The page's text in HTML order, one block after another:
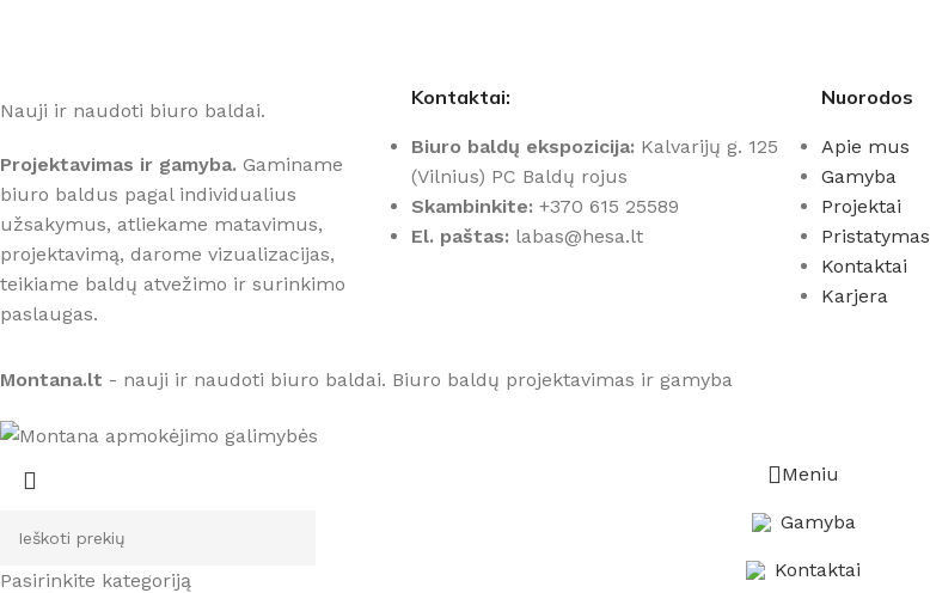
Nauji ir naudoti biuro baldai.
Projektavimas ir gamyba. Gaminame
biuro baldus pagal individualius
užsakymus, atliekame matavimus,
projektavimą, darome vizualizacijas,
teikiame baldų atvežimo ir surinkimo
paslaugas.
Kontaktai:
Biuro baldų ekspozicija: Kalvarijų g. 125
(Vilnius) PC Baldų rojus
Skambinkite: +370 615 25589
El. paštas: labas@hesa.lt
Nuorodos
Apie mus
Gamyba
Projektai
Pristatymas
Kontaktai
Karjera
Montana.lt - nauji ir naudoti biuro baldai. Biuro baldų projektavimas ir gamyba
Pasirinkite kategoriją
Meniu
Gamyba
Kontaktai